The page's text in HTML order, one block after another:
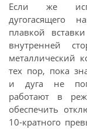
Если же
дугогасящего
плавкой
внутренней
металлический
тех пор, пока
и дуга не
работают в
обеспечить
10-кратного